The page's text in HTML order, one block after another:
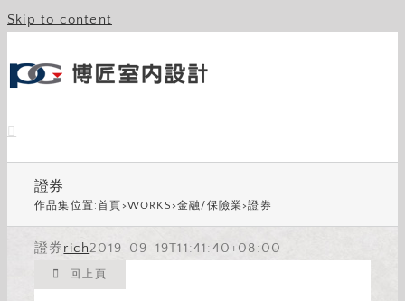
Skip to content
證券
作品集位置:首頁 >WORKS >金融/保險業>證券
證券rich2019-09-19T11:41:40+08:00
回上頁